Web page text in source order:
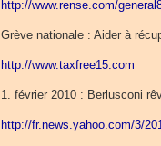
http://www.rense.com/
Grève nationale : Aider à
http://www.taxfree15.com
1. février 2010 : Berlusconi
http://fr.news.yahoo.com/3/